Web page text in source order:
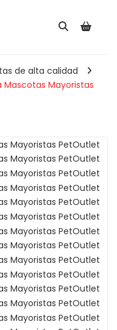
de alta calidad
Mascotas Mayoristas
Hueso Para Perr ...
–$8,480 IVA INCLUIDO